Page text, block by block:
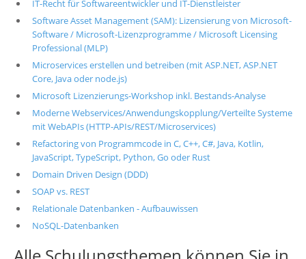
IT-Recht für Softwareentwickler und IT-Dienstleister
Software Asset Management (SAM): Lizensierung von Microsoft-
Software / Microsoft-Lizenzprogramme / Microsoft Licensing
Professional (MLP)
Microservices erstellen und betreiben (mit ASP.NET, ASP.NET
Core, Java oder node.js)
Microsoft Lizenzierungs-Workshop inkl. Bestands-Analyse
Moderne Webservices/Anwendungskopplung/Verteilte Systeme
mit WebAPIs (HTTP-APIs/REST/Microservices)
Refactoring von Programmcode in C, C++, C#, Java, Kotlin,
JavaScript, TypeScript, Python, Go oder Rust
Domain Driven Design (DDD)
SOAP vs. REST
Relationale Datenbanken - Aufbauwissen
NoSQL-Datenbanken